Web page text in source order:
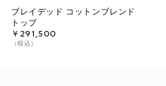
ブレイデッド コットンブレンド
トップ
￥291,500
（税込）